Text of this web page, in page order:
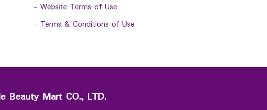
- Website Terms of Use
- Terms & Conditions of Use
Beauty Mart CO., LTD.